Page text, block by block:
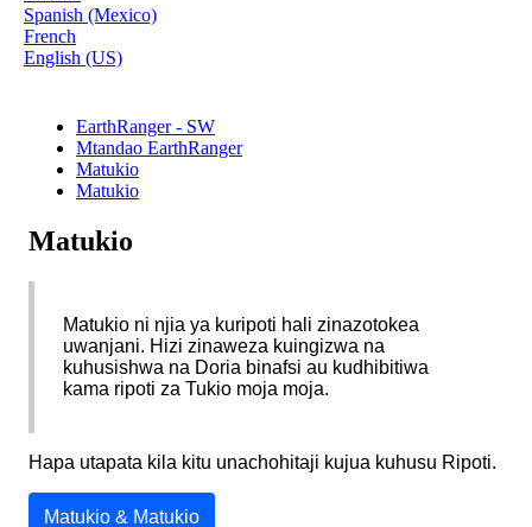
Spanish (Mexico)
French
English (US)
EarthRanger - SW
Mtandao EarthRanger
Matukio
Matukio
Matukio
Matukio ni njia ya kuripoti hali zinazotokea
uwanjani. Hizi zinaweza kuingizwa na
kuhusishwa na Doria binafsi au kudhibitiwa
kama ripoti za Tukio moja moja.
Hapa utapata kila kitu unachohitaji kujua kuhusu Ripoti.
Matukio & Matukio